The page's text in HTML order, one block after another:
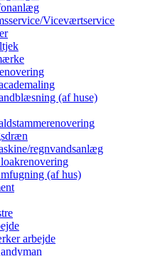
Viceværtservice
(af huse)
regnvandsanlæg
(af hus)
arbejde